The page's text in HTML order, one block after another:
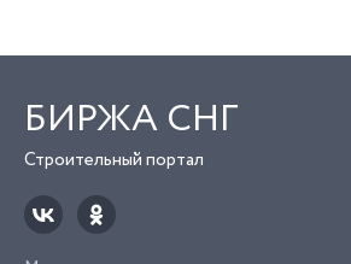
БИРЖА СНГ
Строительный портал